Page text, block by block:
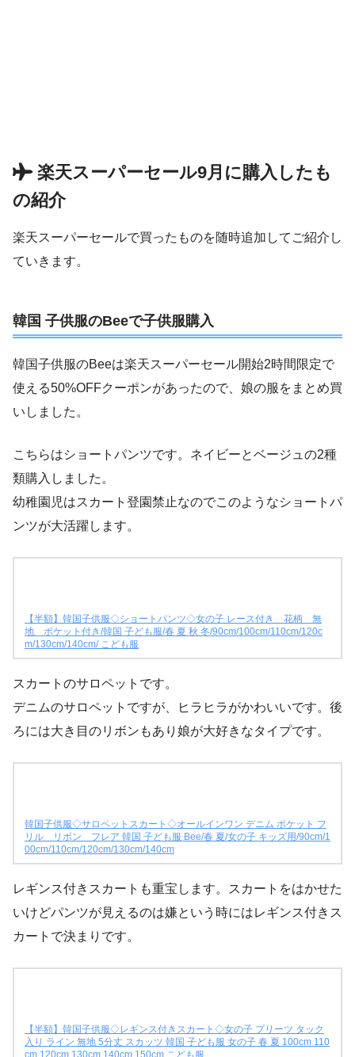
楽天スーパーセール9月に購入したも
の紹介
楽天スーパーセールで買ったものを随時追加してご紹介し
ていきます。
韓国 子供服のBeeで子供服購入
韓国子供服のBeeは楽天スーパーセール開始2時間限定で
使える50%OFFクーポンがあったので、娘の服をまとめ買
いしました。
こちらはショートパンツです。ネイビーとベージュの2種
類購入しました。
幼稚園児はスカート登園禁止なのでこのようなショートパ
ンツが大活躍します。
【半額】韓国子供服◇ショートパンツ◇女の子 レース付き 花柄 無
地 ポケット付き/韓国 子ども服/春 夏 秋 冬/90cm/100cm/110cm/120c
m/130cm/140cm/ こども服
スカートのサロペットです。
デニムのサロペットですが、ヒラヒラがかわいいです。後
ろには大き目のリボンもあり娘が大好きなタイプです。
韓国子供服◇サロペットスカート◇オールインワン デニム ポケット フ
リル リボン フレア 韓国 子ども服 Bee/春 夏/女の子 キッズ用/90cm/1
00cm/110cm/120cm/130cm/140cm
レギンス付きスカートも重宝します。スカートをはかせた
いけどパンツが見えるのは嫌という時にはレギンス付きス
カートで決まりです。
【半額】韓国子供服◇レギンス付きスカート◇女の子 プリーツ タック
入り ライン 無地 5分丈 スカッツ 韓国 子ども服 女の子 春 夏 100cm 110
cm 120cm 130cm 140cm 150cm こども服